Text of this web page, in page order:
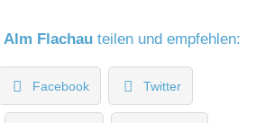
Flachauteilen und empfehlen:
Facebook Twitter